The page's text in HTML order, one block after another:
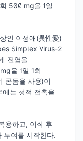
500 mg을 1일
인 이성애(異性愛)
Simplex Virus-2
전염을
을 1일 1회
콘돔을 사용)이
에는 성적 접촉을
용하고, 이식 후
투여를 시작한다.